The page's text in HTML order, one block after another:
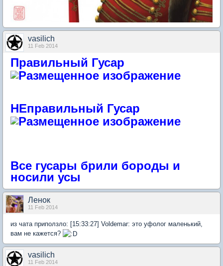
vasilich
11 Feb 2014
Правильный Гусар
НЕправильный Гусар
Все гусары брили бороды и
носили усы
Ленок
11 Feb 2014
из чата приползло: [15:33:27] Voldemar: это уфолог маленький,
вам не кажется?
vasilich
11 Feb 2014